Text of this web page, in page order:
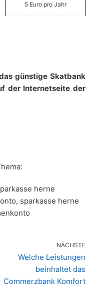
5 Euro pro Jahr
günstige Skatbank
der Internetseite der
herne
sparkasse herne
NÄCHSTE
Welche Leistungen
beinhaltet das
Commerzbank Komfort